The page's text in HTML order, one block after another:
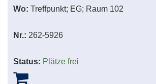
Wo: Treffpunkt; EG; Raum 102
Nr.: 262-5926
Status: Plätze frei